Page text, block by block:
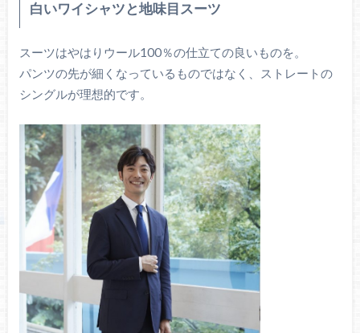
白いワイシャツと地味目スーツ
スーツはやはりウール100％の仕立ての良いものを。
パンツの先が細くなっているものではなく、ストレートの
シングルが理想的です。